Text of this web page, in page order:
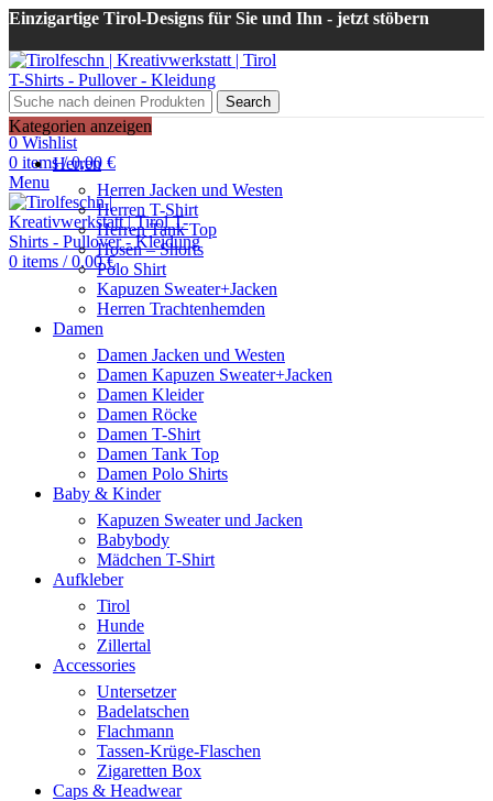
Einzigartige Tirol-Designs für Sie und Ihn - jetzt stöbern
Search
Login / Register
0 Wishlist
0 items / 0,00 €
Menu
0 items / 0,00€
Kategorien anzeigen
Herren
Herren Jacken und Westen
Herren T-Shirt
Herren Tank Top
Hosen – Shorts
Polo Shirt
Kapuzen Sweater+Jacken
Herren Trachtenhemden
Damen
Damen Jacken und Westen
Damen Kapuzen Sweater+Jacken
Damen Kleider
Damen Röcke
Damen T-Shirt
Damen Tank Top
Damen Polo Shirts
Baby & Kinder
Kapuzen Sweater und Jacken
Babybody
Mädchen T-Shirt
Aufkleber
Tirol
Hunde
Zillertal
Accessories
Untersetzer
Badelatschen
Flachmann
Tassen-Krüge-Flaschen
Zigaretten Box
Caps & Headwear